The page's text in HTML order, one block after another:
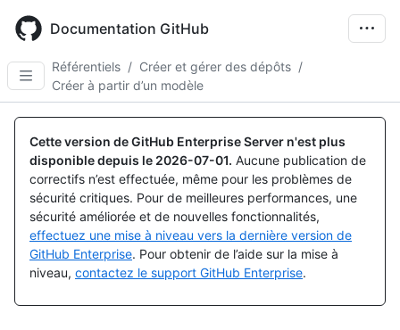
main
content
Documentation GitHub
Référentiels / Créer et gérer des dépôts /
Créer à partir d’un modèle
Cette version de GitHub Enterprise Server n'est plus
disponible depuis le 2026-07-01. Aucune publication de
correctifs n’est effectuée, même pour les problèmes de
sécurité critiques. Pour de meilleures performances, une
sécurité améliorée et de nouvelles fonctionnalités,
effectuez une mise à niveau vers la dernière version de
GitHub Enterprise. Pour obtenir de l’aide sur la mise à
niveau, contactez le support GitHub Enterprise.